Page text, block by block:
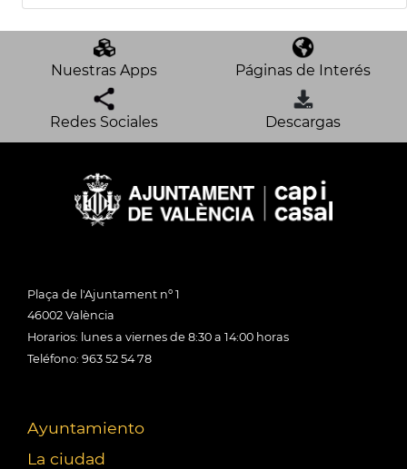
Nuestras Apps Páginas de Interés
Redes Sociales Descargas
Plaça de l'Ajuntament nº 1
46002 València
Horarios: lunes a viernes de 8:30 a 14:00 horas
Teléfono: 963 52 54 78
Ayuntamiento
La ciudad